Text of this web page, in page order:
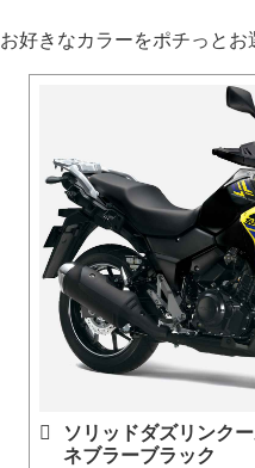
お好きなカラーをポチっと
ソリッドダズリンク
ネブラーブラック